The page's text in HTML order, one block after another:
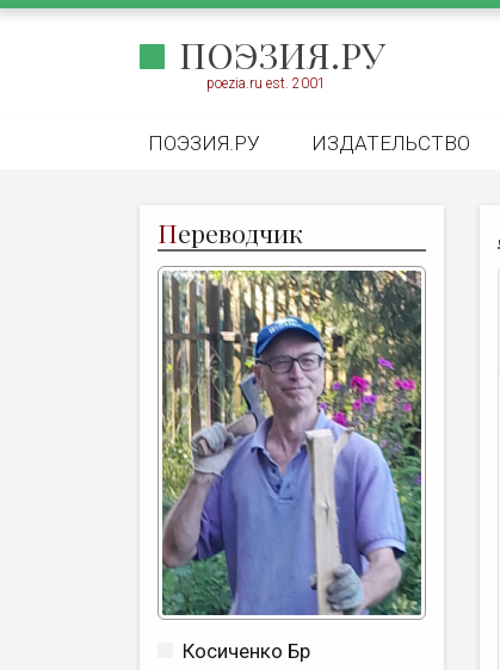
ПОЭЗИЯ.РУ
poezia.ru est. 2001
ПОЭЗИЯ.РУ ИЗДАТЕЛЬСТВО
Переводчик
Косиченко Бр